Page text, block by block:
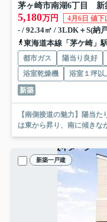
茅ヶ崎市南湖6丁目 新
5,180万円 4月6日 値下
- / 92.34㎡ / 3LDK＋S(納
東海道本線「茅ケ崎」駅 バス
都市ガス 陽当り良好
浴室乾燥機
浴室１坪以
新築
【南側接道の魅力】陽当たり＆資産価値◎ 日
は東から昇り、南に傾きな
新築一戸建